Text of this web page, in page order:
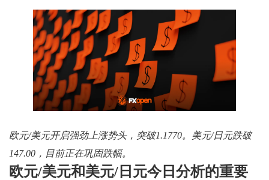
欧元/美元开启强劲上涨势头，突破1.1770。美元/日元跌破
147.00，目前正在巩固跌幅。
欧元/美元和美元/日元今日分析的重要